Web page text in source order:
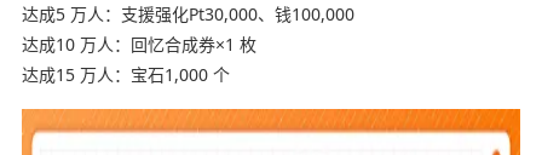
达成5 万人：支援强化Pt30,000、钱100,000
达成10 万人：回忆合成券×1 枚
达成15 万人：宝石1,000 个